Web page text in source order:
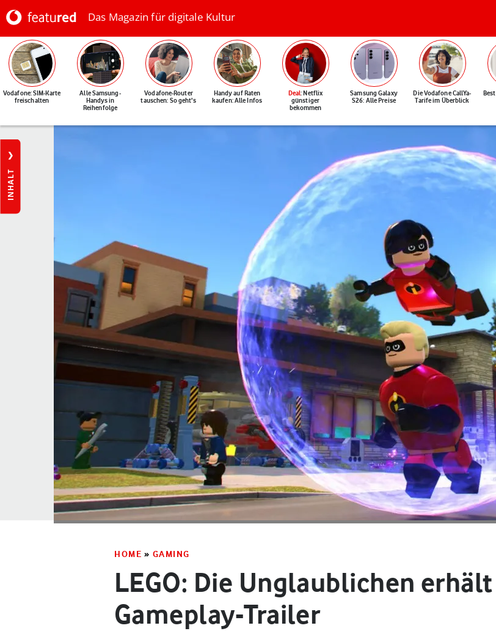
Das Magazin für digitale Kultur
Vodafone: SIM-Karte
freischalten
Alle Samsung-
Handys in
Reihenfolge
Vodafone-Router
tauschen: So geht's
Handy auf Raten
kaufen: Alle Infos
Deal: Netflix
günstiger
bekommen
Samsung Galaxy
S26: Alle Preise
Die Vodafone CallYa-
Tarife im Überblick
INHALT
HOME » GAMING
LEGO: Die Unglaublichen
Gameplay-Trailer